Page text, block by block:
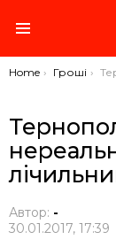
You are here:
Home Гроші
Автор: -
30.01.2017, 17:39